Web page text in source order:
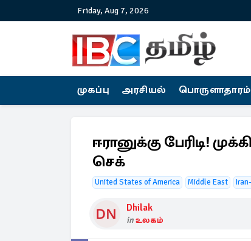
Friday, Aug 7, 2026
முகப்பு அரசியல் பொருளாதாரம்
ஈரானுக்கு பேரிடி!
செக்
United States of America Middle East
Dhilak
inஉலகம்